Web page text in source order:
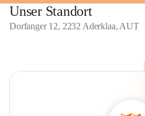
Unser Standort
Dorfanger 12, 2232 Aderklaa, AUT